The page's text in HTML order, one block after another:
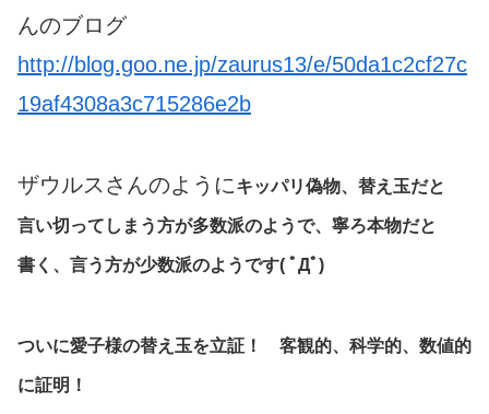
んのブログ
http://blog.goo.ne.jp/zaurus13/e/50da1c2cf27c
19af4308a3c715286e2b
ザウルスさんのようにキッパリ偽物、替え玉だと
言い切ってしまう方が多数派のようで、寧ろ本物だと
書く、言う方が少数派のようです( ﾟДﾟ)
ついに愛子様の替え玉を立証！ 客観的、科学的、数値的
に証明！